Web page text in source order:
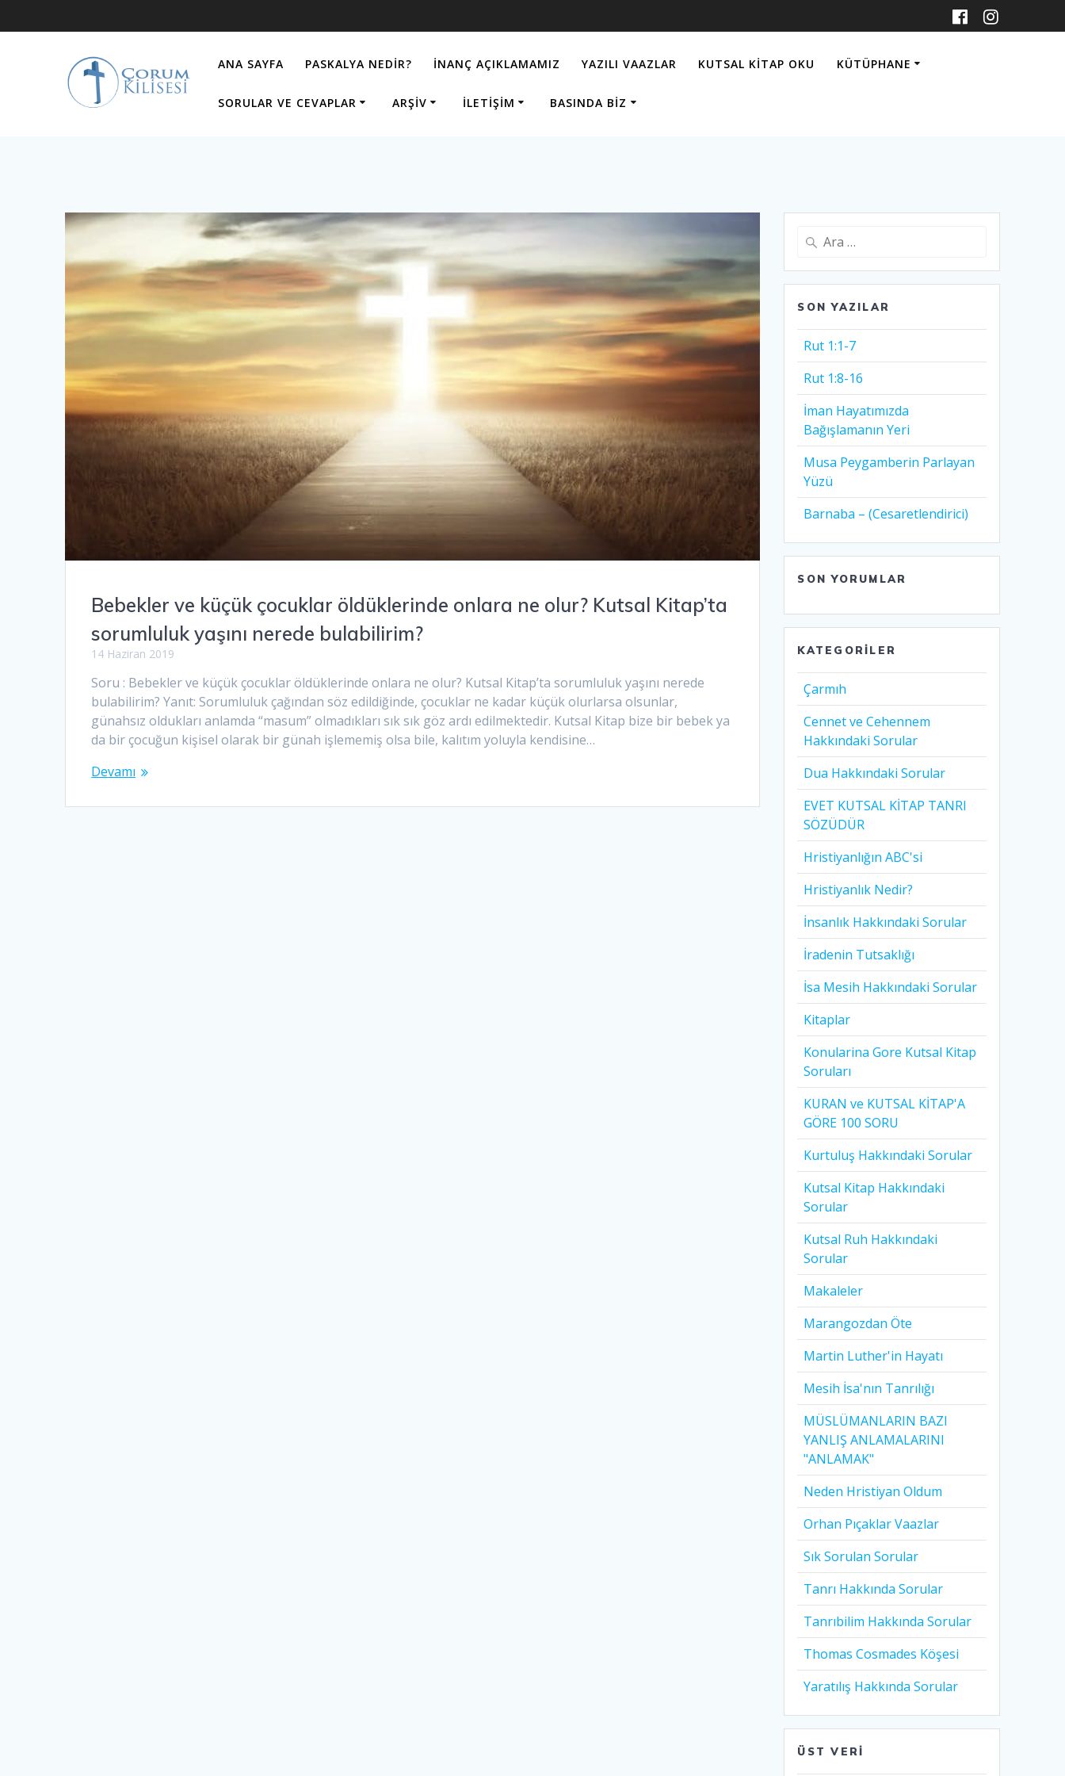
to
ANA SAYFA PASKALYA NEDIR? İNANÇ AÇIKLAMAMIZ YAZILI VAAZLAR KUTSAL KITAP OKU KÜTÜPHANE
SORULAR VE CEVAPLAR ARŞIV İLETIŞIM BASINDA BIZ
Bebekler ve küçük çocuklar öldüklerinde onlara ne olur? Kutsal Kitap’ta
sorumluluk yaşını nerede bulabilirim?
14 Haziran 2019
Soru : Bebekler ve küçük çocuklar öldüklerinde onlara ne olur? Kutsal Kitap’ta sorumluluk yaşını nerede
bulabilirim? Yanıt: Sorumluluk çağından söz edildiğinde, çocuklar ne kadar küçük olurlarsa olsunlar,
günahsız oldukları anlamda “masum” olmadıkları sık sık göz ardı edilmektedir. Kutsal Kitap bize bir bebek ya
da bir çocuğun kişisel olarak bir günah işlememiş olsa bile, kalıtım yoluyla kendisine…
Devamı
Arama:
SON YAZILAR
Rut 1:1-7
Rut 1:8-16
İman Hayatımızda
Bağışlamanın Yeri
Musa Peygamberin Parlayan
Yüzü
Barnaba – (Cesaretlendirici)
SON YORUMLAR
KATEGORILER
Çarmıh​
Cennet ve Cehennem
Hakkındaki Sorular
Dua Hakkındaki Sorular
EVET KUTSAL KİTAP TANRI
SÖZÜDÜR
Hristiyanlığın ABC'si
Hristiyanlık Nedir?
İnsanlık Hakkındaki Sorular
İradenin Tutsaklığı​
İsa Mesih Hakkındaki Sorular
Kitaplar
Konularina Gore Kutsal Kitap
Soruları
KURAN ve KUTSAL KİTAP'A
GÖRE 100 SORU
Kurtuluş Hakkındaki Sorular
Kutsal Kitap Hakkındaki
Sorular
Kutsal Ruh Hakkındaki
Sorular
Makaleler
Marangozdan Öte
Martin Luther'in Hayatı​
Mesih İsa'nın Tanrılığı​
MÜSLÜMANLARIN BAZI
YANLIŞ ANLAMALARINI
"ANLAMAK"
Neden Hristiyan Oldum​
Orhan Pıçaklar Vaazlar
Sık Sorulan Sorular
Tanrı Hakkında Sorular
Tanrıbilim Hakkında Sorular
Thomas Cosmades Köşesi
Yaratılış Hakkında Sorular
ÜST VERI